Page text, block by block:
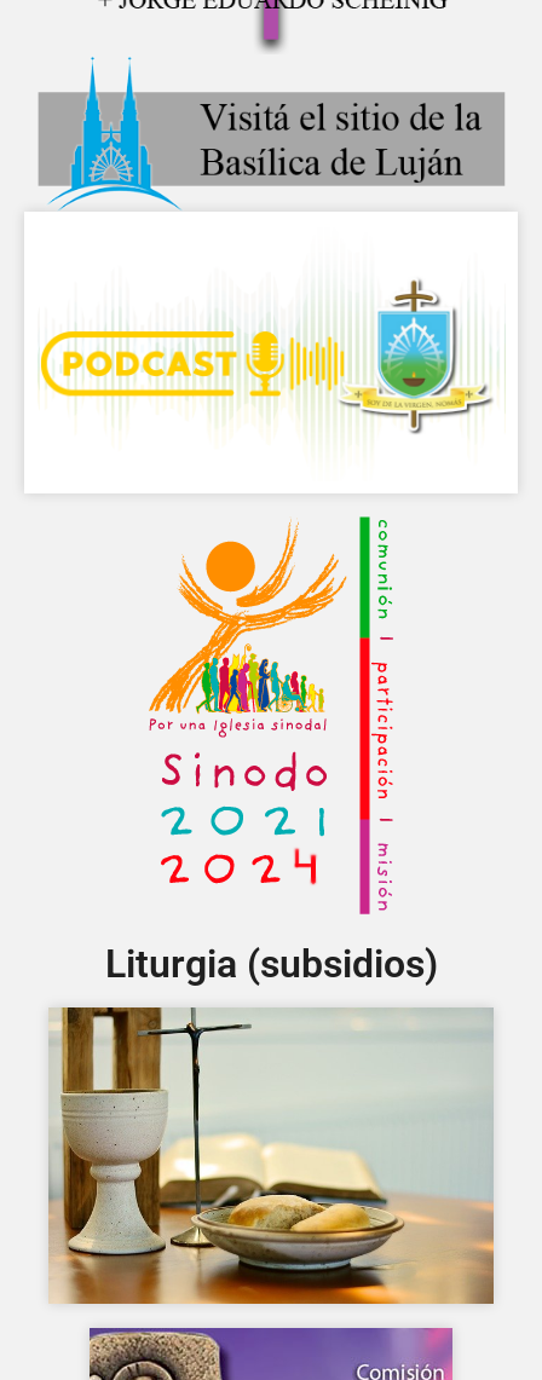
Liturgia (subsidios)